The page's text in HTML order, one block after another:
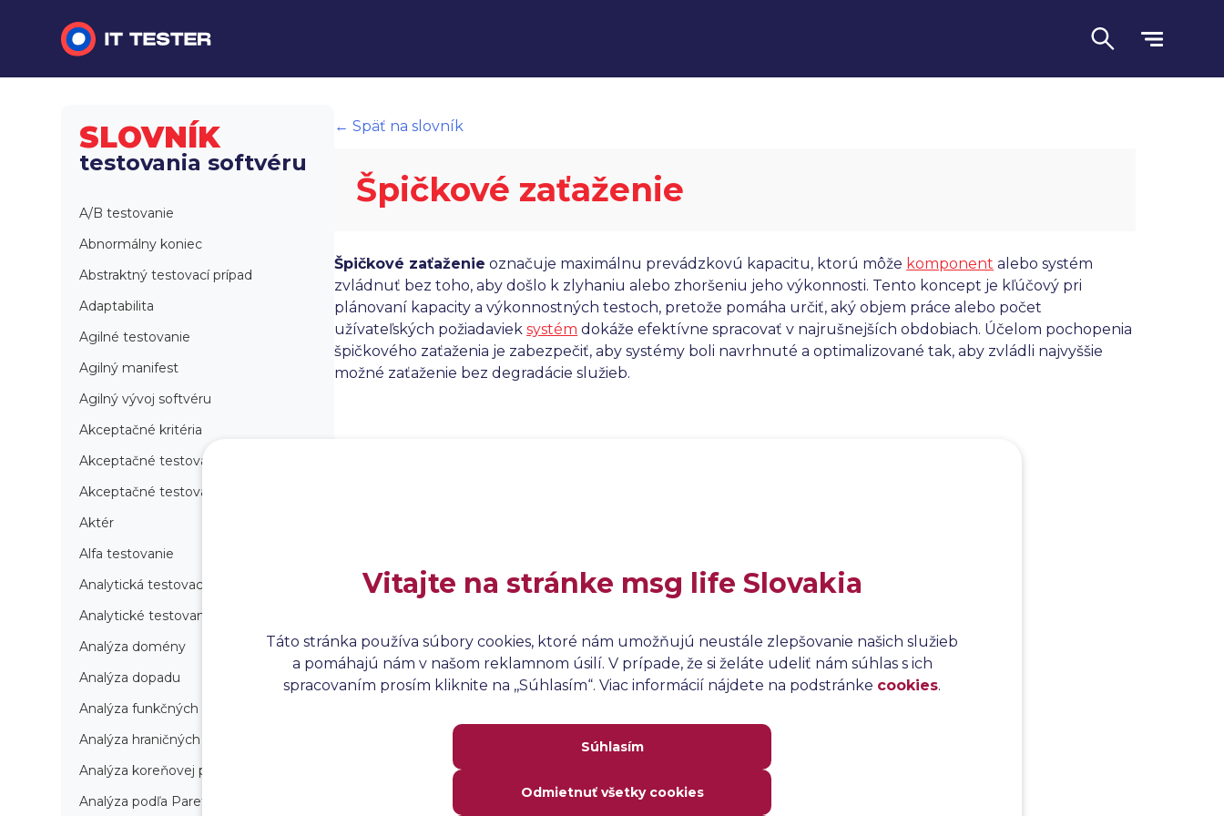
Automatizované testovanie
Slovník
Jazyk
SLOVNÍK
testovania softvéru
A/B testovanie
Abnormálny koniec
Abstraktný testovací prípad
Adaptabilita
Agilné testovanie
Agilný manifest
Agilný vývoj softvéru
Akceptačné kritéria
Akceptačné testovanie
Akceptačné testovanie produkcie
Aktér
Alfa testovanie
Analytická testovacia stratégia
Analytické testovanie
Analýza domény
Analýza dopadu
Analýza funkčných bodov
Analýza hraničných hodnôt
Analýza koreňovej príčiny
Analýza podľa Paretovej metódy
← Späť na slovník
Špičkové zaťaženie
Špičkové zaťaženie označuje maximálnu prevádzkovú kapacitu, ktorú môže komponent alebo systém
zvládnuť bez toho, aby došlo k zlyhaniu alebo zhoršeniu jeho výkonnosti. Tento koncept je kľúčový pri
plánovaní kapacity a výkonnostných testoch, pretože pomáha určiť, aký objem práce alebo počet
užívateľských požiadavieksystém dokáže efektívne spracovať v najrušnejších obdobiach. Účelom pochopenia
špičkového zaťaženia je zabezpečiť, aby systémy boli navrhnuté a optimalizované tak, aby zvládli najvyššie
možné zaťaženie bez degradácie služieb.
Vitajte na stránke msg life Slovakia
Táto stránka používa súbory cookies, ktoré nám umožňujú neustále zlepšovanie našich služieb
a pomáhajú nám v našom reklamnom úsilí. V prípade, že si želáte udeliť nám súhlas s ich
spracovaním prosím kliknite na ,,Súhlasím“. Viac informácií nájdete na podstránke cookies.
Súhlasím
Odmietnuť všetky cookies